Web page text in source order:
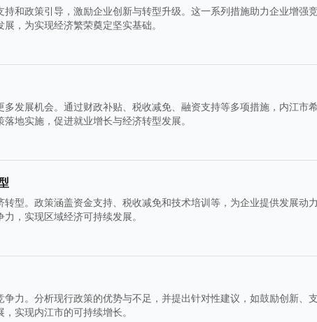
和政策引导，激励企业创新与转型升级。这一系列措施助力企业增强
，为实现经济繁荣奠定坚实基础。
发展机会。通过财政补贴、税收减免、融资支持等多项措施，内江市
地实施，促进就业增长与经济转型发展。
型。政策涵盖资金支持、税收减免和技术培训等，为企业提供发展动
，实现区域经济可持续发展。
力。分析现行政策的优势与不足，并提出针对性建议，如鼓励创新、
实现内江市的可持续增长。